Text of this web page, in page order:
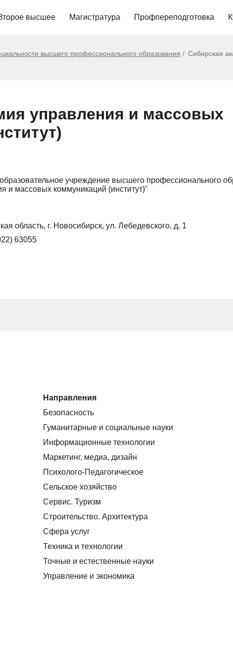
высшее Магистратура Профпереподготовка
высшего профессионального образования
Сибирская
управления и массовых
учреждение высшего профессионального
и массовых коммуникаций (институт)"
область, г. Новосибирск, ул. Лебедевского, д. 1
63055
Направления
Безопасность
Гуманитарные и социальные науки
Информационные технологии
Маркетинг, медиа, дизайн
Психолого-Педагогическое
Сельское хозяйство
Сервис. Туризм
Строительство. Архитектура
Сфера услуг
Техника и технологии
Точные и естественные науки
Управление и экономика